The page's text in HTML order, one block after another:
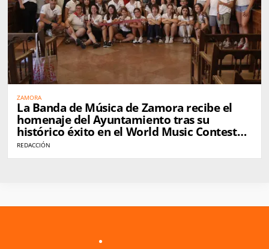
ZAMORA
La Banda de Música de Zamora recibe el
homenaje del Ayuntamiento tras su
histórico éxito en el World Music Contest
de Kerkrade
REDACCIÓN